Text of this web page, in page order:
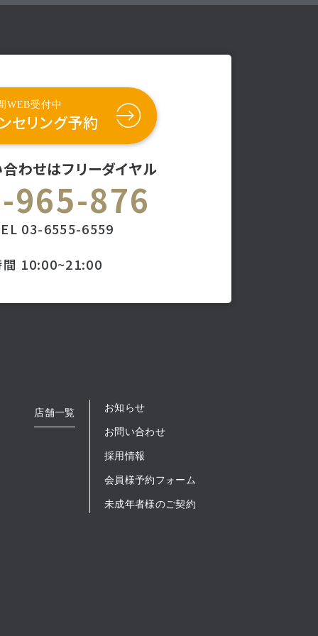
WEB受付中
セリング予約
わせはフリーダイヤル
965-876
03-6555-6559
間 10:00~21:00
店舗一覧
お知らせ
お問い合わせ
採用情報
会員様予約フォーム
未成年者様のご契約